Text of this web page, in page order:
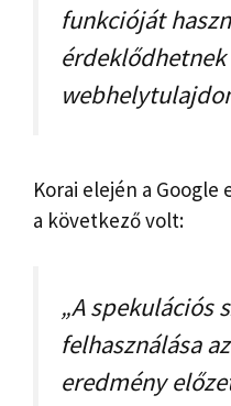
funkcióját
érdeklődhetnek
Korai elején a
a következő volt:
„A spekulációs
felhasználása
eredmény